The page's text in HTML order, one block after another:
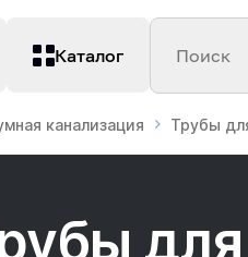
Каталог Поиск
канализация Трубы
для